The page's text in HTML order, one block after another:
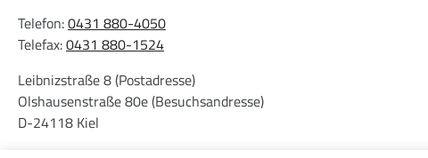
Telefon:0431 880-4050
Telefax:0431 880-1524
Leibnizstraße 8 (Postadresse)
Olshausenstraße 80e (Besuchsandresse)
D-24118 Kiel